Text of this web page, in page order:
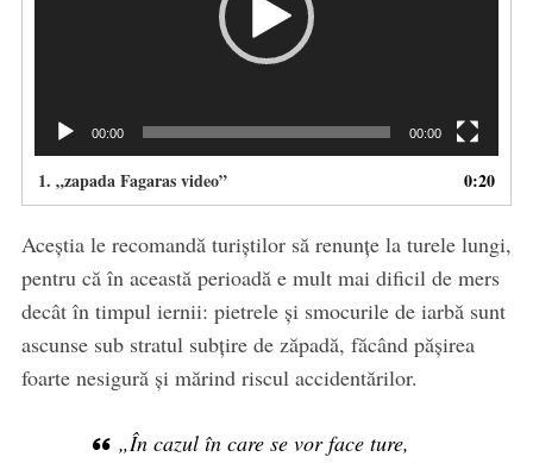
00:00 00:00
1. „zapada Fagaras video” 0:20
Aceștia le recomandă turiștilor să renunțe la turele lungi,
pentru că în această perioadă e mult mai dificil de mers
decât în timpul iernii: pietrele și smocurile de iarbă sunt
ascunse sub stratul subțire de zăpadă, făcând pășirea
foarte nesigură și mărind riscul accidentărilor.
„În cazul în care se vor face ture,